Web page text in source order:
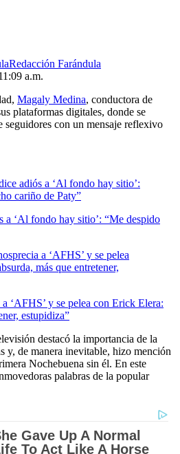
Redacción Farándula
a.m.
Magaly Medina, conductora de
plataformas digitales, donde se
seguidores con un mensaje reflexivo
a ‘Al fondo hay sitio’: “Me despido
‘AFHS’ y se pelea con Erick Elera:
estupidiza”
destacó la importancia de la
y, de manera inevitable, hizo mención
Nochebuena sin él. En este
palabras de la popular